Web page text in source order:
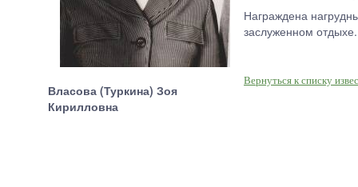
Власова (Туркина) Зоя
Кирилловна
Награждена
заслуженном отдыхе.
Вернуться к списку